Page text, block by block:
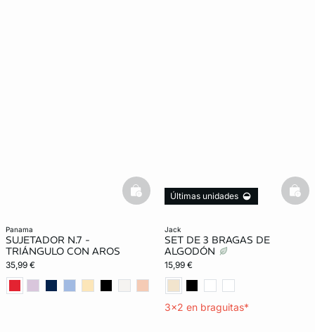
panama
SUJETADOR N.7 -
TRIÁNGULO CON AROS
35,99 €
basketfull
jack
SET DE 3 BRAGAS DE
ALGODÓN
15,99 €
3x2 en braguitas*
Últimas unidades